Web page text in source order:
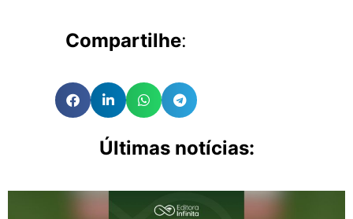
Compartilhe:
Últimas notícias: